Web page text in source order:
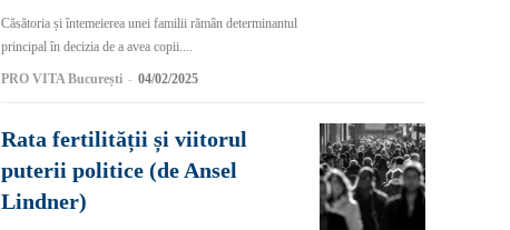
Căsătoria și întemeierea unei familii rămân determinantul
principal în decizia de a avea copii....
PRO VITA București - 04/02/2025
Rata fertilității și viitorul
puterii politice (de Ansel
Lindner)